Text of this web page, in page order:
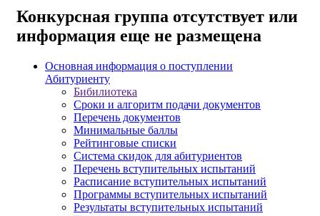
Конкурсная группа отсутствует или
информация еще не размещена
Основная информация о поступлении
Абитуриенту
Бибилиотека
Сроки и алгоритм подачи документов
Перечень документов
Минимальные баллы
Рейтинговые списки
Система скидок для абитуриентов
Перечень вступительных испытаний
Расписание вступительных испытаний
Программы вступительных испытаний
Результаты вступительных испытаний